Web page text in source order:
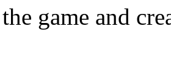
game and